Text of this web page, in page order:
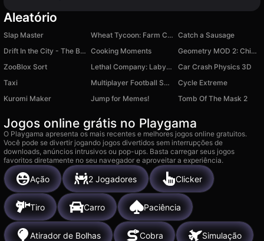
Aleatório
Slap Master Wheat Tycoon: Farm Clicker Catch a Sausage
Drift In the City - The Blacklist Cooking Moments
Geometry MOD 2: Chips and Cola!
ZooBlox Sort
Lethal Company: Labyrinths
Car Crash Physics 3D
Taxi
Multiplayer Football Soccer 3D
Cycle Extreme
Kuromi Maker
Jump for Memes! Tomb Of The Mask 2
Jogos online grátis no Playgama
O Playgama apresenta os mais recentes e melhores jogos online gratuitos.
Você pode se divertir jogando jogos divertidos sem interrupções de
downloads, anúncios intrusivos ou pop-ups. Basta carregar seus jogos
favoritos diretamente no seu navegador e aproveitar a experiência.
Ação 2 Jogadores Clicker
Tiro Carro Paciência
Atirador de Bolhas Cobra Simulação